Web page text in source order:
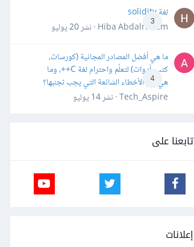
3
لغة solidity
Hiba Abdalrheem · نشر
20 يوليو
4
ما هي أفضل المصادر المجانية (كورسات،
كتب، أدوات) لتعلّم واحترام لغة C++، وما
هي أهم الأخطاء الشائعة التي يجب تجنبها؟
Tech_Aspire · نشر
14 يوليو
تابعنا على
إعلانات